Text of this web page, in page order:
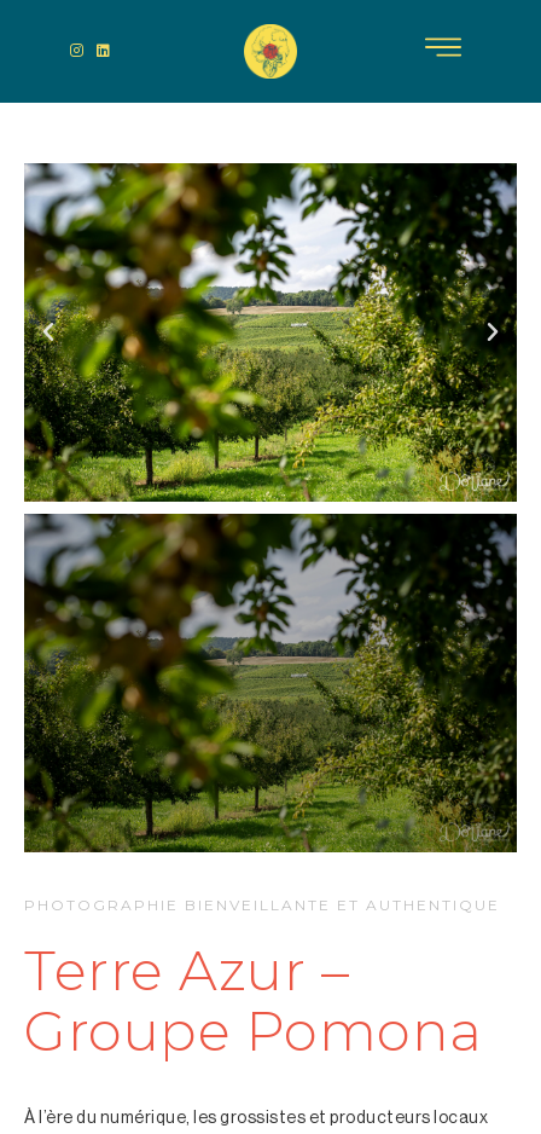
PHOTOGRAPHIE BIENVEILLANTE ET AUTHENTIQUE
Terre Azur –
Groupe Pomona
À l’ère du numérique, les grossistes et producteurs locaux